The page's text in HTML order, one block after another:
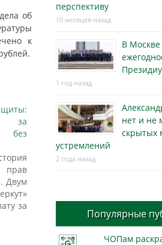
об
к
за
без
прав
Двум
за
перспективу
10 месяцев назад
В Москве
1 год назад
нет и не
скрытых
устремлений
2 года назад
Популярные
ЧОПам